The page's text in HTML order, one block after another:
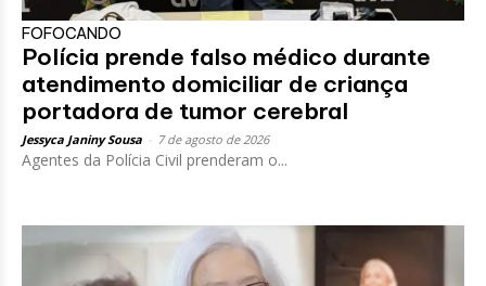
FOFOCANDO
Polícia prende falso médico durante
atendimento domiciliar de criança
portadora de tumor cerebral
Jessyca Janiny Sousa 7 de agosto de 2026
Agentes da Polícia Civil prenderam o...